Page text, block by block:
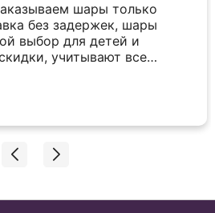
шары только
без задержек, шары
выбор для детей и
учитывают все
корректировок в заказ.